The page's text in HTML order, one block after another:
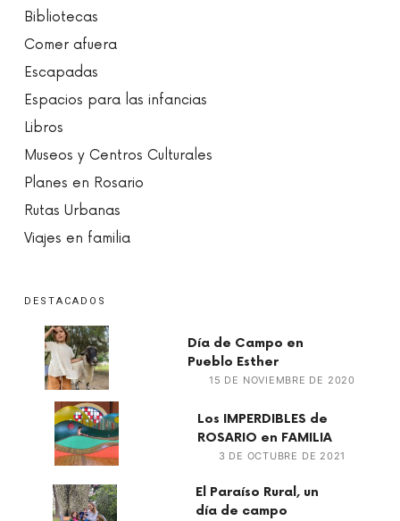
Bibliotecas
Comer afuera
Escapadas
Espacios para las infancias
Libros
Museos y Centros Culturales
Planes en Rosario
Rutas Urbanas
Viajes en familia
DESTACADOS
Día de Campo en
Pueblo Esther
15 DE NOVIEMBRE DE 2020
Los IMPERDIBLES de
ROSARIO en FAMILIA
3 DE OCTUBRE DE 2021
El Paraíso Rural, un
día de campo